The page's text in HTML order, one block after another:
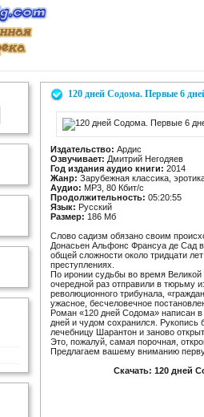
120 дней Содома. Первые 6
Издательство: Ардис
Озвучивает: Дмитрий Негодяев
Год издания аудио книги: 2014
Жанр: Зарубежная классика,
Аудио: MP3, 80 Кбит/с
Продолжительность: 05:20:55
Язык: Русский
Размер: 186 Мб
Слово садизм обязано своим
Донасьен Альфонс Франсуа де Сад
общей сложности около тридцати
преступлениях.
По иронии судьбы во время Великой
очередной раз отправили в тюрьму
революционного трибунала,
ужасное, бесчеловечное
Роман «120 дней Содома» написан в
дней и чудом сохранился.
лечебницу Шарантон и заново
Это, пожалуй, самая порочная,
Предлагаем вашему вниманию
Скачать: 120 дней